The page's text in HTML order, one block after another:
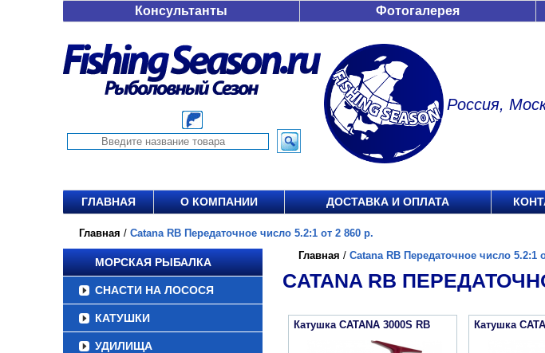
Консультанты Фотогалерея
Россия,
ГЛАВНАЯ О КОМПАНИИ ДОСТАВКА И ОПЛАТА
Главная / Catana RB Передаточное число 5.2:1 от 2 860 р.
МОРСКАЯ РЫБАЛКА
СНАСТИ НА ЛОСОСЯ
КАТУШКИ
УДИЛИЩА
Главная / Catana RB Передаточное число 5.2:1
CATANA RB
Катушка CATANA 3000S RB Катушка